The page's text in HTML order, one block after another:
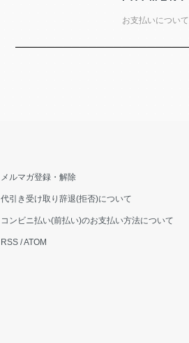
お支払いについて
メルマガ登録・解除
代引き受け取り辞退(拒否)について
コンビニ払い(前払い)のお支払い方法について
RSS /ATOM